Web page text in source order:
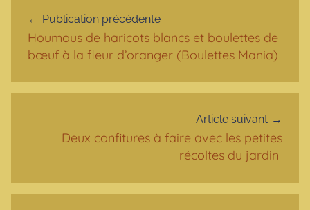
Publication précédente
Houmous de haricots blancs et boulettes de
bœuf à la fleur d’oranger (Boulettes Mania)
Article suivant
Deux confitures à faire avec les petites
récoltes du jardin